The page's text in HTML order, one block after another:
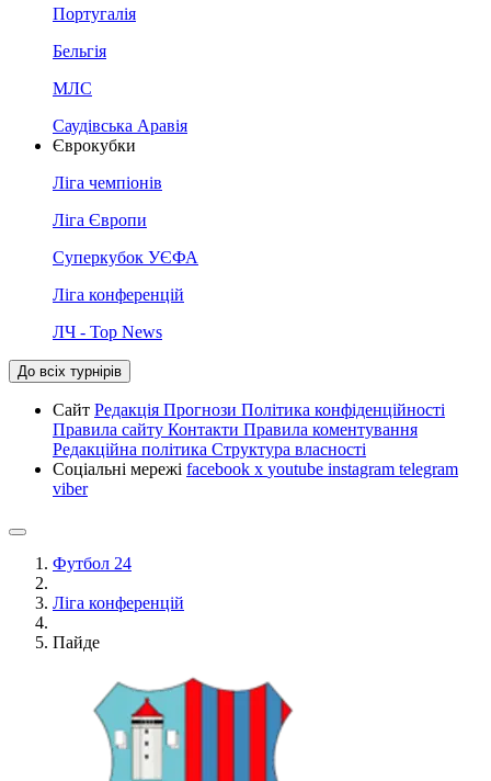
Португалія
Бельгія
МЛС
Саудівська Аравія
Єврокубки
Ліга чемпіонів
Ліга Європи
Суперкубок УЄФА
Ліга конференцій
ЛЧ - Top News
До всіх турнірів
Сайт Редакція Прогнози Політика конфіденційності
Правила сайту Контакти Правила коментування
Редакційна політика Структура власності
Соціальні мережі facebook x youtube instagram telegram
viber
Футбол 24
Ліга конференцій
Пайде